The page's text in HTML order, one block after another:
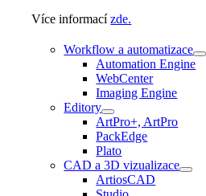
Více informacízde.
Workflow a automatizace
Automation Engine
WebCenter
Imaging Engine
Editory
ArtPro+, ArtPro
PackEdge
Plato
CAD a 3D vizualizace
ArtiosCAD